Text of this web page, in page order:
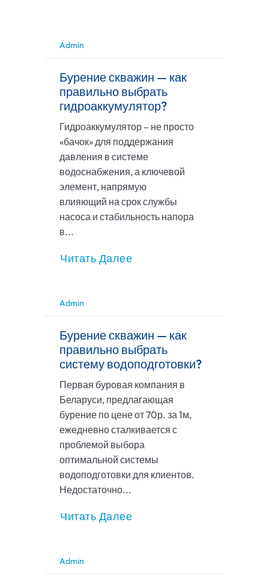
Admin
Бурение скважин — как
правильно выбрать
гидроаккумулятор?
Гидроаккумулятор – не просто
«бачок» для поддержания
давления в системе
водоснабжения, а ключевой
элемент, напрямую
влияющий на срок службы
насоса и стабильность напора
в...
Читать Далее
Admin
Бурение скважин — как
правильно выбрать
систему водоподготовки?
Первая буровая компания в
Беларуси, предлагающая
бурение по цене от 70р. за 1м,
ежедневно сталкивается с
проблемой выбора
оптимальной системы
водоподготовки для клиентов.
Недостаточно...
Читать Далее
Admin